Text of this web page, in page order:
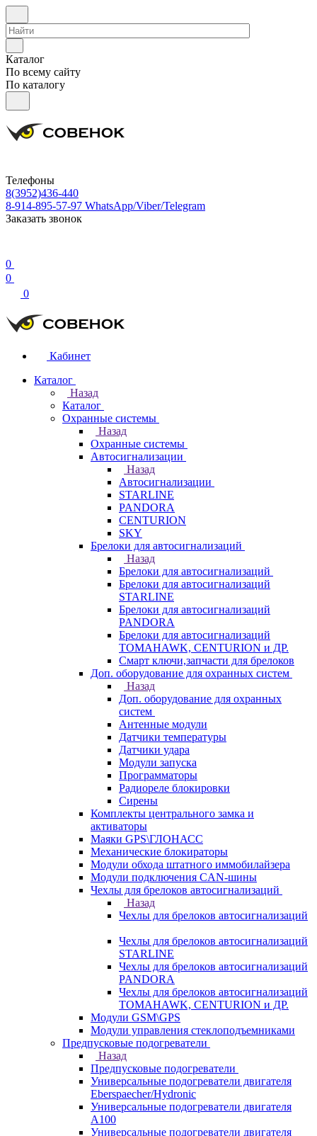
Каталог
По всему сайту
По каталогу
Телефоны
8(3952)436-440
8-914-895-57-97 WhatsApp/Viber/Telegram
Заказать звонок
0
0
0
Кабинет
Каталог
Назад
Каталог
Охранные системы
Назад
Охранные системы
Автосигнализации
Назад
Автосигнализации
STARLINE
PANDORA
CENTURION
SKY
Брелоки для автосигнализаций
Назад
Брелоки для автосигнализаций
Брелоки для автосигнализаций
STARLINE
Брелоки для автосигнализаций
PANDORA
Брелоки для автосигнализаций
TOMAHAWK, CENTURION и ДР.
Смарт ключи,запчасти для брелоков
Доп. оборудование для охранных систем
Назад
Доп. оборудование для охранных
систем
Антенные модули
Датчики температуры
Датчики удара
Модули запуска
Программаторы
Радиореле блокировки
Сирены
Комплекты центрального замка и
активаторы
Маяки GPS\ГЛОНАСС
Механические блокираторы
Модули обхода штатного иммобилайзера
Модули подключения CAN-шины
Чехлы для брелоков автосигнализаций
Назад
Чехлы для брелоков автосигнализаций
Чехлы для брелоков автосигнализаций
STARLINE
Чехлы для брелоков автосигнализаций
PANDORA
Чехлы для брелоков автосигнализаций
TOMAHAWK, CENTURION и ДР.
Модули GSM\GPS
Модули управления стеклоподъемниками
Предпусковые подогреватели
Назад
Предпусковые подогреватели
Универсальные подогреватели двигателя
Eberspaecher/Hydronic
Универсальные подогреватели двигателя
A100
Универсальные подогреватели двигателя